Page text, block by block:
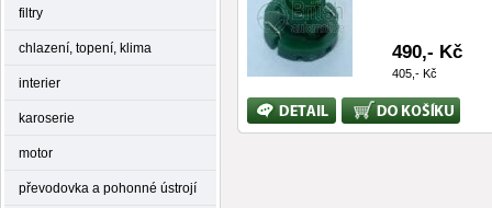
filtry
chlazení, topení, klima
interier
karoserie
motor
převodovka a pohonné ústrojí
490,- Kč
405,- Kč
Bližší
informace
Koupit